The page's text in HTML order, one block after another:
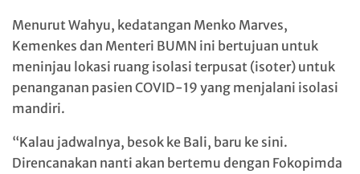
Menurut Wahyu, kedatangan Menko Marves,
Kemenkes dan Menteri BUMN ini bertujuan untuk
meninjau lokasi ruang isolasi terpusat (isoter) untuk
penanganan pasien COVID-19 yang menjalani isolasi
mandiri.
“Kalau jadwalnya, besok ke Bali, baru ke sini.
Direncanakan nanti akan bertemu dengan Fokopimda